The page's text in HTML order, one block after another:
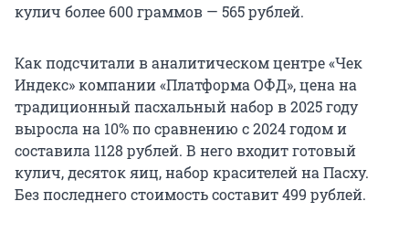
кулич более 600 граммов — 565 рублей.
Как подсчитали в аналитическом центре «Чек
Индекс» компании «Платформа ОФД», цена на
традиционный пасхальный набор в 2025 году
выросла на 10% по сравнению с 2024 годом и
составила 1128 рублей. В него входит готовый
кулич, десяток яиц, набор красителей на Пасху.
Без последнего стоимость составит 499 рублей.